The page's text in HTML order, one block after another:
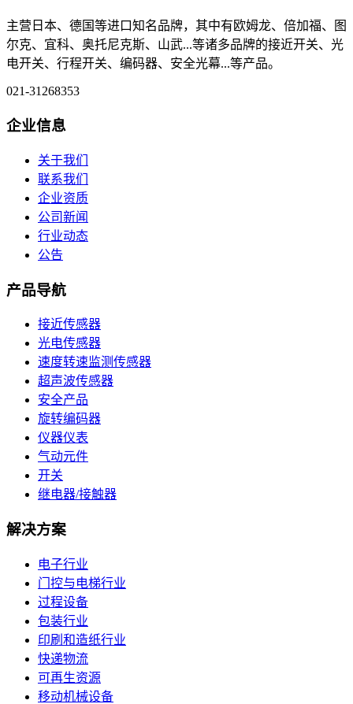
主营日本、德国等进口知名品牌，其中有欧姆龙、倍加福、图
尔克、宜科、奥托尼克斯、山武...等诸多品牌的接近开关、光
电开关、行程开关、编码器、安全光幕...等产品。
021-31268353
企业信息
关于我们
联系我们
企业资质
公司新闻
行业动态
公告
产品导航
接近传感器
光电传感器
速度转速监测传感器
超声波传感器
安全产品
旋转编码器
仪器仪表
气动元件
开关
继电器/接触器
解决方案
电子行业
门控与电梯行业
过程设备
包装行业
印刷和造纸行业
快递物流
可再生资源
移动机械设备